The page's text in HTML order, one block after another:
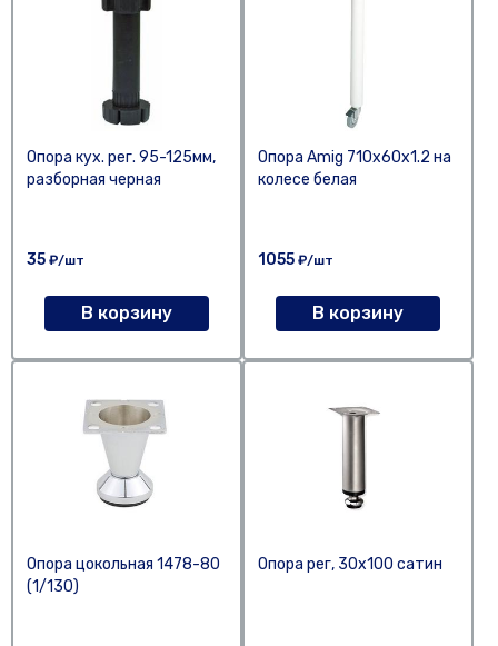
Опора кух. рег. 95-125мм,
разборная черная
35 ₽/шт
В корзину
Опора Amig 710х60х1.2 на
колесе белая
1055 ₽/шт
В корзину
Опора цокольная 1478-80
(1/130)
Опора рег, 30х100 сатин